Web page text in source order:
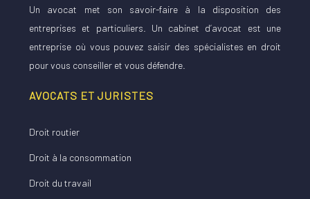
Un avocat met son savoir-faire à la disposition des
entreprises et particuliers. Un cabinet d’avocat est une
entreprise où vous pouvez saisir des spécialistes en droit
pour vous conseiller et vous défendre.
AVOCATS ET JURISTES
Droit routier
Droit à la consommation
Droit du travail